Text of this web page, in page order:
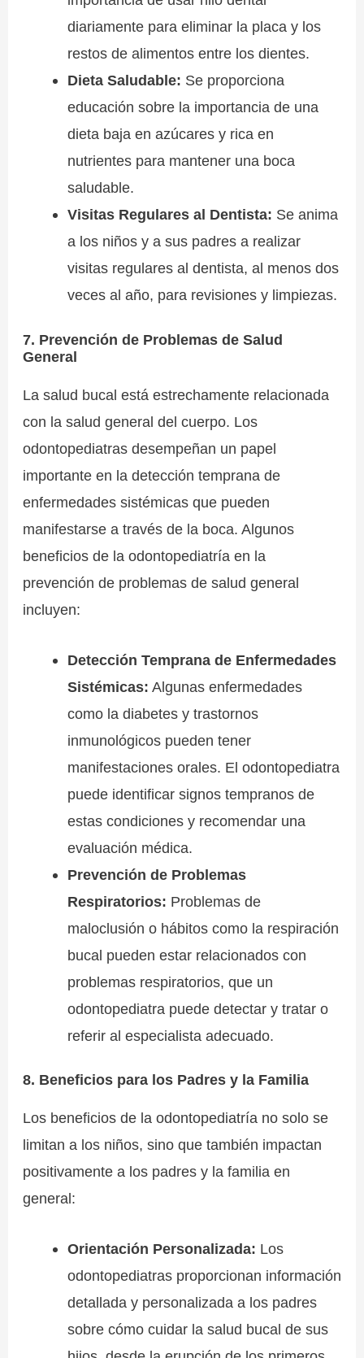
diariamente para eliminar la placa y los
restos de alimentos entre los dientes.
Dieta Saludable: Se proporciona
educación sobre la importancia de una
dieta baja en azúcares y rica en
nutrientes para mantener una boca
saludable.
Visitas Regulares al Dentista: Se anima
a los niños y a sus padres a realizar
visitas regulares al dentista, al menos dos
veces al año, para revisiones y limpiezas.
7. Prevención de Problemas de Salud
General
La salud bucal está estrechamente relacionada
con la salud general del cuerpo. Los
odontopediatras desempeñan un papel
importante en la detección temprana de
enfermedades sistémicas que pueden
manifestarse a través de la boca. Algunos
beneficios de la odontopediatría en la
prevención de problemas de salud general
incluyen:
Detección Temprana de Enfermedades
Sistémicas: Algunas enfermedades
como la diabetes y trastornos
inmunológicos pueden tener
manifestaciones orales. El odontopediatra
puede identificar signos tempranos de
estas condiciones y recomendar una
evaluación médica.
Prevención de Problemas
Respiratorios: Problemas de
maloclusión o hábitos como la respiración
bucal pueden estar relacionados con
problemas respiratorios, que un
odontopediatra puede detectar y tratar o
referir al especialista adecuado.
8. Beneficios para los Padres y la Familia
Los beneficios de la odontopediatría no solo se
limitan a los niños, sino que también impactan
positivamente a los padres y la familia en
general:
Orientación Personalizada: Los
odontopediatras proporcionan información
detallada y personalizada a los padres
sobre cómo cuidar la salud bucal de sus